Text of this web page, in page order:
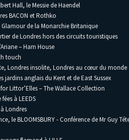
Hall, le Messie de Haendel
BACON et Rothko
Glamour de la Monarchie Britanique
de Londres hors des circuits touristiques
– Ham House
touch
Londres insolite, Londres au cœur du monde
jardins anglais du Kent et de East Sussex
Littor’Elles – The Wallace Collection
à LEEDS
Londres
le BLOOMSBURY - Conférence de Mr Guy